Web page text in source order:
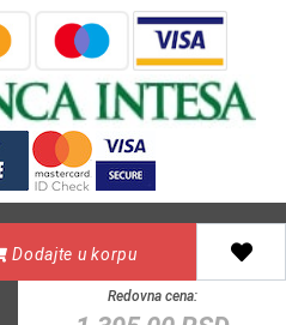
Dodajte u korpu
Redovna cena: